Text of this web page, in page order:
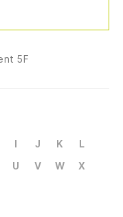
5F
I J K
L
U V W
X